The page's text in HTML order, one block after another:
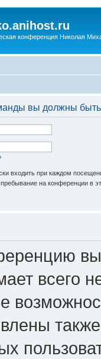
конференция Николая
вы должны
входить при каждом
на конференции в
всего